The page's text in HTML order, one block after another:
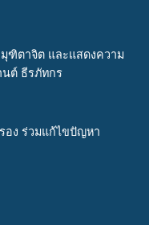
ฑิตาจิต และแสดงความ
ต์ ธีรภัทกร
อง ร่วมแก้ไขปัญหา